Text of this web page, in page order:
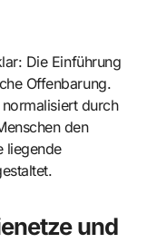
Die Einführung
Offenbarung.
durch
den
liegende
und